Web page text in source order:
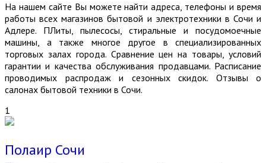
На нашем сайте Вы можете найти адреса, телефоны и время
работы всех магазинов бытовой и электротехники в Сочи и
Адлере. ПЛиты, пылесосы, стиральные и посудомоечные
машины, а также многое другое в специализированных
торговых залах города. Сравнение цен на товары, условий
гарантии и качества обслуживания продавцами. Расписание
проводимых распродаж и сезонных скидок. Отзывы о
салонах бытовой техники в Сочи.
1
Полаир Сочи